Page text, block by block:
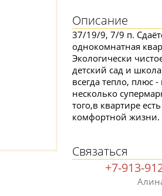
Описание
37/19/9, 7/9 п.
однокомнатная
Экологически
детский сад и
всегда тепло, плюс
несколько
того,в квартире
комфортной жизни.
Связаться
+7-913-